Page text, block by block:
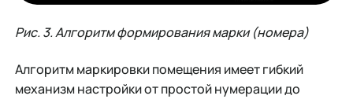
Рис. 3. Алгоритм формирования марки (номера)
Алгоритм маркировки помещения имеет гибкий
механизм настройки от простой нумерации до